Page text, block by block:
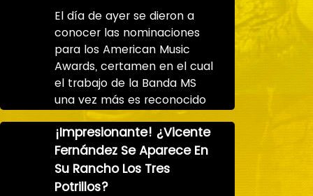
El día de ayer se dieron a
conocer las nominaciones
para los American Music
Awards, certamen en el cual
el trabajo de la Banda MS
una vez más es reconocido
¡Impresionante! ¿Vicente
Fernández Se Aparece En
Su Rancho Los Tres
Potrillos?